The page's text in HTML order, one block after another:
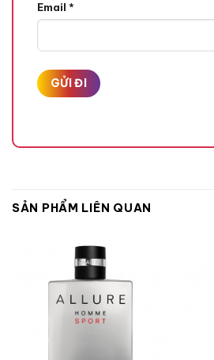
Hương Đầu
Quả Cam
Email *
SẢN PHẨM LIÊN QUAN